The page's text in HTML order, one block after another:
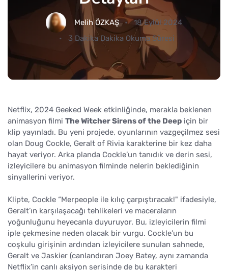
Melih ÖZKAŞ
18 Eylül 2024
3 Dakika Dakika Okuma Süresi
Netflix, 2024 Geeked Week etkinliğinde, merakla beklenen
animasyon filmi The Witcher Sirens of the Deep için bir
klip yayınladı. Bu yeni projede, oyunlarının vazgeçilmez sesi
olan Doug Cockle, Geralt of Rivia karakterine bir kez daha
hayat veriyor. Arka planda Cockle’un tanıdık ve derin sesi,
izleyicilere bu animasyon filminde nelerin beklediğinin
sinyallerini veriyor.
Klipte, Cockle “Merpeople ile kılıç çarpıştıracak!" ifadesiyle,
Geralt’ın karşılaşacağı tehlikeleri ve maceraların
yoğunluğunu heyecanla duyuruyor. Bu, izleyicilerin filmi
iple çekmesine neden olacak bir vurgu. Cockle’un bu
coşkulu girişinin ardından izleyicilere sunulan sahnede,
Geralt ve Jaskier (canlandıran Joey Batey, aynı zamanda
Netflix’in canlı aksiyon serisinde de bu karakteri